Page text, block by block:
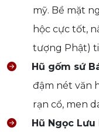
mỹ. Bề mặt
hộc cực tốt,
tượng Phật)
Hũ gốm sứ
đậm nét văn
rạn cổ, men
Hũ Ngọc